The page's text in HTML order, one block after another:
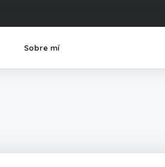
Sobre mí